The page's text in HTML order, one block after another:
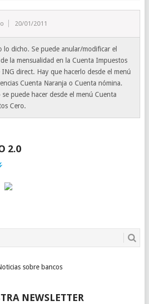
20/01/2011
lo dicho. Se puede anular/modificar el
la mensualidad en la Cuenta Impuestos
ING direct. Hay que hacerlo desde el menú
Cuenta Naranja o Cuenta nómina.
se puede hacer desde el menú Cuenta
Cero.
2.0
sobre bancos
NEWSLETTER